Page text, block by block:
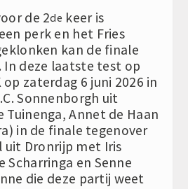
de 2de keer is
perk en het Fries
kan de finale
In deze laatste test op
zaterdag 6 juni 2026 in
Sonnenborgh uit
Tuinenga, Annet de Haan
in de finale tegenover
uit Dronrijp met Iris
Scharringa en Senne
die deze partij weet